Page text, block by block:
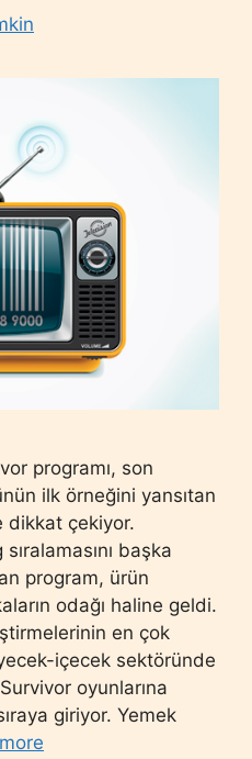
programı, son
ilk örneğini yansıtan
dikkat çekiyor.
başka
program, ürün
odağı haline geldi.
en çok
içecek sektöründe
oyunlarına
giriyor. Yemek